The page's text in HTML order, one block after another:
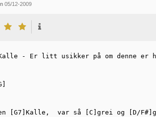
05/12-2009
Kalle - Er litt usikker på om denne
[G7]Kalle,  var så [C]grei og [D/